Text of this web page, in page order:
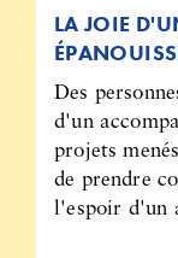
LA JOIE
Des
d'un
projets
de prendre
l'espoir d'un